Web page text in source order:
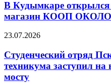
В Кудымкаре
магазин КООП ОКОЛО
23.07.2026
Студенческий отряд
техникума заступил
мосту